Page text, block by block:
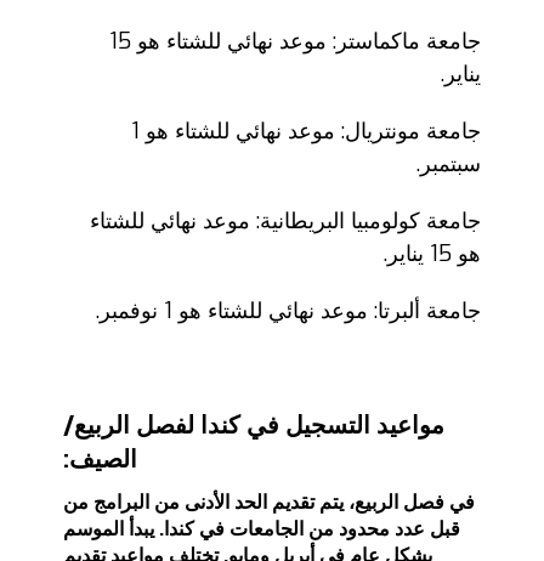
جامعة ماكماستر: موعد نهائي للشتاء هو 15
يناير.
جامعة مونتريال: موعد نهائي للشتاء هو 1
سبتمبر.
جامعة كولومبيا البريطانية: موعد نهائي للشتاء
هو 15 يناير.
جامعة ألبرتا: موعد نهائي للشتاء هو 1 نوفمبر.
مواعيد التسجيل في كندا لفصل الربيع/
الصيف:
في فصل الربيع، يتم تقديم الحد الأدنى من البرامج من
قبل عدد محدود من الجامعات في كندا. يبدأ الموسم
بشكل عام في أبريل ومايو. تختلف مواعيد تقديم